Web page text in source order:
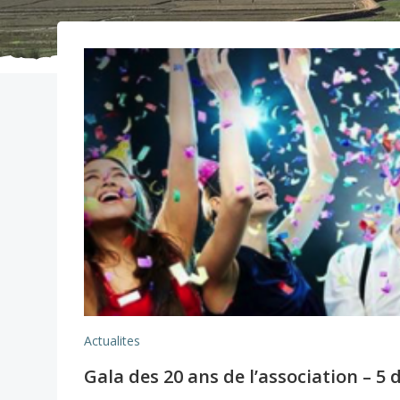
Actualites
Gala des 20 ans de l’association – 5